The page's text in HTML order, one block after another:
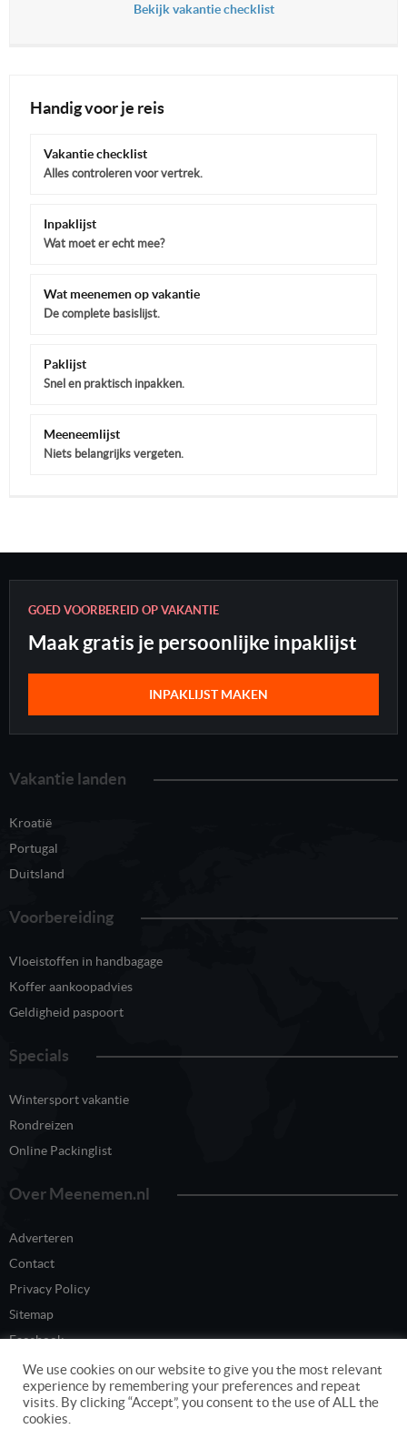
Bekijk vakantie checklist
Handig voor je reis
Vakantie checklist
Alles controleren voor vertrek.
Inpaklijst
Wat moet er echt mee?
Wat meenemen op vakantie
De complete basislijst.
Paklijst
Snel en praktisch inpakken.
Meeneemlijst
Niets belangrijks vergeten.
GOED VOORBEREID OP VAKANTIE
Maak gratis je persoonlijke inpaklijst
INPAKLIJST MAKEN
Vakantie landen
Kroatië
Portugal
Duitsland
Voorbereiding
Vloeistoffen in handbagage
Koffer aankoopadvies
Geldigheid paspoort
Specials
Wintersport vakantie
Rondreizen
Online Packinglist
Over Meenemen.nl
Adverteren
Contact
Privacy Policy
Sitemap
Facebook
Twitter
We use cookies on our website to give you the most relevant
experience by remembering your preferences and repeat
visits. By clicking “Accept”, you consent to the use of ALL the
cookies.